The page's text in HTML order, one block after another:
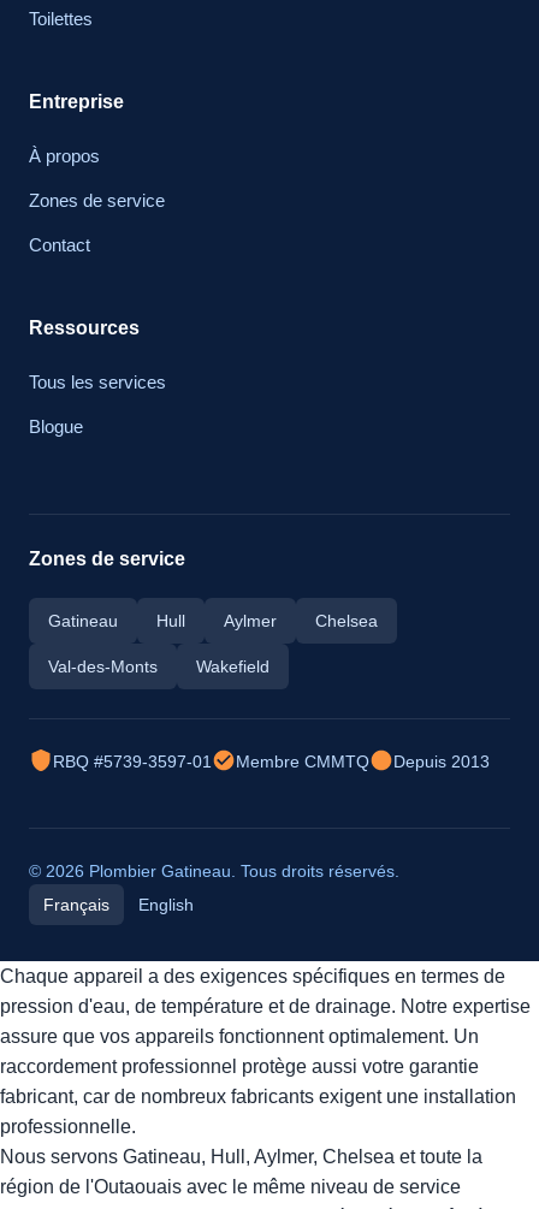
Toilettes
Entreprise
À propos
Zones de service
Contact
Ressources
Tous les services
Blogue
Zones de service
Gatineau Hull Aylmer Chelsea
Val-des-Monts Wakefield
RBQ #5739-3597-01 Membre CMMTQ Depuis 2013
© 2026 Plombier Gatineau. Tous droits réservés.
Français
English
Chaque appareil a des exigences spécifiques en termes de
pression d'eau, de température et de drainage. Notre expertise
assure que vos appareils fonctionnent optimalement. Un
raccordement professionnel protège aussi votre garantie
fabricant, car de nombreux fabricants exigent une installation
professionnelle.
Nous servons Gatineau, Hull, Aylmer, Chelsea et toute la
région de l'Outaouais avec le même niveau de service